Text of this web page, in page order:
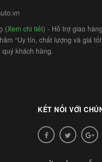
(Xem chi tiết) - Hỗ trợ giao
“Uy tín, chất lượng và giá
khách hàng.
KẾT NỐI VỚI